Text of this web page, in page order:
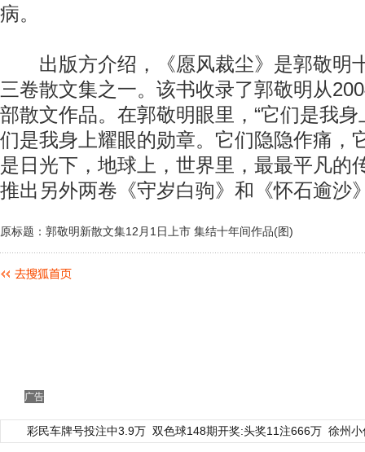
病。
出版方介绍，《愿风裁尘》是郭敬明
三卷散文集之一。该书收录了郭敬明从
部散文作品。在郭敬明眼里，“它们是我
们是我身上耀眼的勋章。它们隐隐作痛，
是日光下，地球上，世界里，最最平凡的
推出另外两卷《守岁白驹》和《怀石逾沙
原标题：郭敬明新散文集12月1日上市 集结十年间作品(图)
广告
彩民车牌号投注中3.9万 双色球148期开奖:头奖11注666万 徐州